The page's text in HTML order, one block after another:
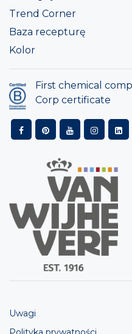
Trend Corner
Baza recepturę
Kolor
First chemical
Corp certificate
Uwagi